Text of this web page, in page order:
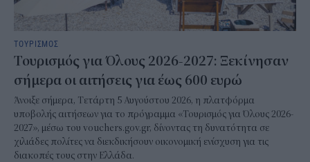
ΤΟΥΡΙΣΜΟΣ
Τουρισμός για Όλους 2026-2027: Ξεκίνησαν
σήμερα οι αιτήσεις για έως 600 ευρώ
Άνοιξε σήμερα, Τετάρτη 5 Αυγούστου 2026, η πλατφόρμα
υποβολής αιτήσεων για το πρόγραμμα «Τουρισμός για Όλους 2026-
2027», μέσω του vouchers.gov.gr, δίνοντας τη δυνατότητα σε
χιλιάδες πολίτες να διεκδικήσουν οικονομική ενίσχυση για τις
διακοπές τους στην Ελλάδα.